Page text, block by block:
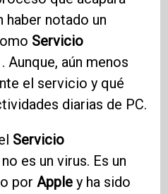
haber notado un
Servicio
. Aunque, aún menos
el servicio y qué
diarias de PC.
Servicio
no es un virus. Es un
porApple y ha sido